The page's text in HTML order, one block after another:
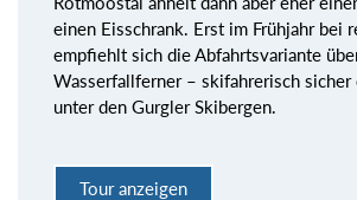
einen Eisschrank. Erst im Frühjahr bei
empfiehlt sich die Abfahrtsvariante
Wasserfallferner – skifahrerisch
unter den Gurgler Skibergen.
Tour anzeigen